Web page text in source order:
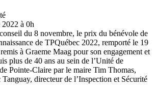
à 0h
du 8 novembre, le prix du bénévole de
de TPQuébec 2022, remporté le 19
à Graeme Maag pour son engagement et
plus de 40 ans au sein de l’Unité de
Pointe-Claire par le maire Tim Thomas,
directeur de l’Inspection et Sécurité